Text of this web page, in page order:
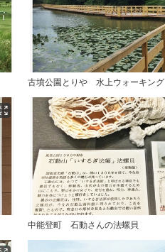
古墳公園とりや 水上ウォーキング
中能登町 石動さんの法螺貝